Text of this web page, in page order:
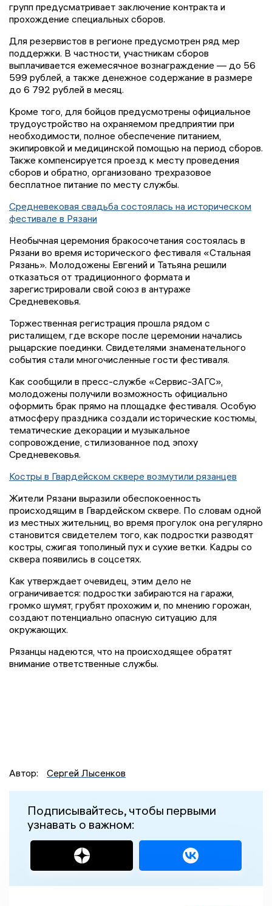
групп предусматривает заключение контракта и
прохождение специальных сборов.
Для резервистов в регионе предусмотрен ряд мер
поддержки. В частности, участникам сборов
выплачивается ежемесячное вознаграждение — до 56
599 рублей, а также денежное содержание в размере
до 6 792 рублей в месяц.
Кроме того, для бойцов предусмотрены официальное
трудоустройство на охраняемом предприятии при
необходимости, полное обеспечение питанием,
экипировкой и медицинской помощью на период сборов.
Также компенсируется проезд к месту проведения
сборов и обратно, организовано трехразовое
бесплатное питание по месту службы.
Средневековая свадьба состоялась на историческом
фестивале в Рязани
Необычная церемония бракосочетания состоялась в
Рязани во время исторического фестиваля «Стальная
Рязань». Молодожены Евгений и Татьяна решили
отказаться от традиционного формата и
зарегистрировали свой союз в антураже
Средневековья.
Торжественная регистрация прошла рядом с
ристалищем, где вскоре после церемонии начались
рыцарские поединки. Свидетелями знаменательного
события стали многочисленные гости фестиваля.
Как сообщили в пресс-службе «Сервис-ЗАГС»,
молодожены получили возможность официально
оформить брак прямо на площадке фестиваля. Особую
атмосферу праздника создали исторические костюмы,
тематические декорации и музыкальное
сопровождение, стилизованное под эпоху
Средневековья.
Костры в Гвардейском сквере возмутили рязанцев
Жители Рязани выразили обеспокоенность
происходящим в Гвардейском сквере. По словам одной
из местных жительниц, во время прогулок она регулярно
становится свидетелем того, как подростки разводят
костры, сжигая тополиный пух и сухие ветки. Кадры со
сквера появились в соцсетях.
Как утверждает очевидец, этим дело не
ограничивается: подростки забираются на гаражи,
громко шумят, грубят прохожим и, по мнению горожан,
создают потенциально опасную ситуацию для
окружающих.
Рязанцы надеются, что на происходящее обратят
внимание ответственные службы.
Автор: Сергей Лысенков
Подписывайтесь, чтобы первыми
узнавать о важном: